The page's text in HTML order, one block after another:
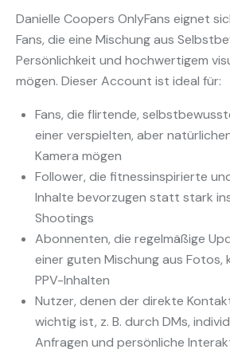
Danielle Coopers OnlyFans eignet
Fans, die eine Mischung aus
Persönlichkeit und hochwertigem
mögen. Dieser Account ist ideal für:
Fans, die flirtende,
einer verspielten, aber
Kamera mögen
Follower, die fitnessinspirierte
Inhalte bevorzugen statt stark
Shootings
Abonnenten, die regelmäßige
einer guten Mischung aus Fotos,
PPV-Inhalten
Nutzer, denen der direkte
wichtig ist, z. B. durch DMs,
Anfragen und persönliche